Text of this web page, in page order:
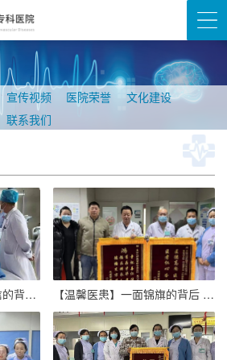
宣传视频 医院荣誉
文化建设
联系我们
【全力救治】一封感谢信的背后 医者仁心见证生命奇迹 【温馨医患】一面锦旗的背后 ——做有温度的医者